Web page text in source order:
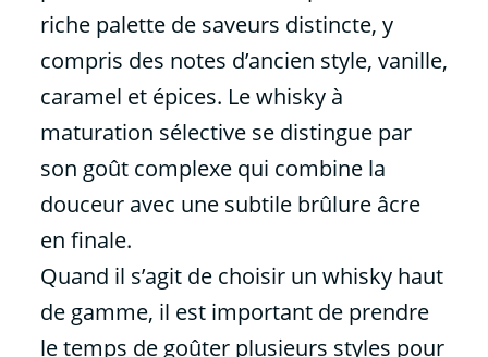
riche palette de saveurs distincte, y
compris des notes d’ancien style, vanille,
caramel et épices. Le whisky à
maturation sélective se distingue par
son goût complexe qui combine la
douceur avec une subtile brûlure âcre
en finale.
Quand il s’agit de choisir un whisky haut
de gamme, il est important de prendre
le temps de goûter plusieurs styles pour